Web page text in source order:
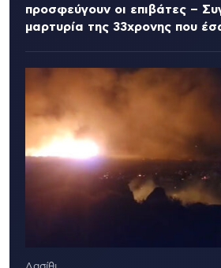
προσφεύγουν οι επιβάτες –
μαρτυρία της 33χρονης που